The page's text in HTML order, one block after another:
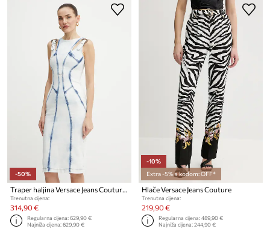
-50%
Trenutna cijena:
314,90 €
Regularna cijena:629,90 €
Najniža cijena:629,90 €
-10%
Extra -5% s kodom: OFF*
Hlače Versace Jeans Couture
Trenutna cijena:
219,90 €
Regularna cijena:489,90 €
Najniža cijena:244,90 €